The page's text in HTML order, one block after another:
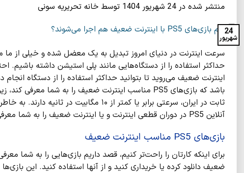
منتشر شده در 24 شهریور 1404 توسط خانه تحریریه سونی
24
شهریور
سرعت اینترنت در دنیای امروز تبدیل به یک معضل شده و خیلی از ما
اینترنت ضعیف می‌روید تا بتوانید حداکثر استفاده را از دستگاه
ثابت در ایران، سرعتی برابر یا کمتر از
آنلاین PS5 در دوران قطعی اینترنت و یا اینترنت ضعیف را به شما معرفی کنیم. پس تا انتها با ما همراه باشید.
بازی‌های PS5 مناسب اینترنت ضعیف